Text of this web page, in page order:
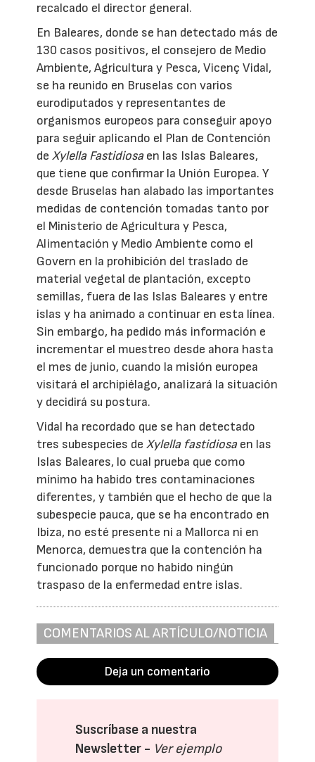
recalcado el director general.
En Baleares, donde se han detectado más de
130 casos positivos, el consejero de Medio
Ambiente, Agricultura y Pesca, Vicenç Vidal,
se ha reunido en Bruselas con varios
eurodiputados y representantes de
organismos europeos para conseguir apoyo
para seguir aplicando el Plan de Contención
deXylella Fastidiosa en las Islas Baleares,
que tiene que confirmar la Unión Europea. Y
desde Bruselas han alabado las importantes
medidas de contención tomadas tanto por
el Ministerio de Agricultura y Pesca,
Alimentación y Medio Ambiente como el
Govern en la prohibición del traslado de
material vegetal de plantación, excepto
semillas, fuera de las Islas Baleares y entre
islas y ha animado a continuar en esta línea.
Sin embargo, ha pedido más información e
incrementar el muestreo desde ahora hasta
el mes de junio, cuando la misión europea
visitará el archipiélago, analizará la situación
y decidirá su postura.
Vidal ha recordado que se han detectado
tres subespecies deXylella fastidiosa en las
Islas Baleares, lo cual prueba que como
mínimo ha habido tres contaminaciones
diferentes, y también que el hecho de que la
subespecie pauca, que se ha encontrado en
Ibiza, no esté presente ni a Mallorca ni en
Menorca, demuestra que la contención ha
funcionado porque no habido ningún
traspaso de la enfermedad entre islas.
COMENTARIOS AL ARTÍCULO/NOTICIA
Deja un comentario
Suscríbase a nuestra
Newsletter - Ver ejemplo